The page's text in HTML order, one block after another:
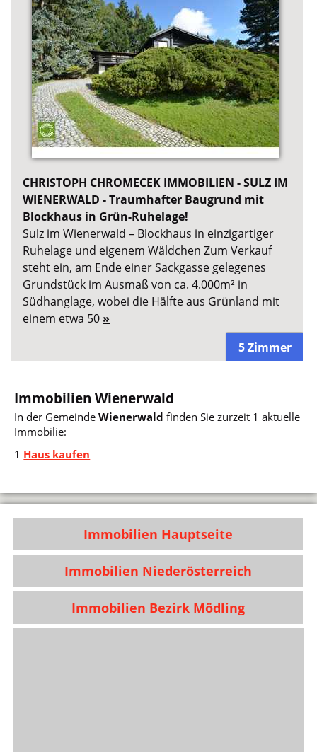
CHRISTOPH CHROMECEK IMMOBILIEN - SULZ IM
WIENERWALD - Traumhafter Baugrund mit
Blockhaus in Grün-Ruhelage!
Sulz im Wienerwald – Blockhaus in einzigartiger
Ruhelage und eigenem Wäldchen Zum Verkauf
steht ein, am Ende einer Sackgasse gelegenes
Grundstück im Ausmaß von ca. 4.000m² in
Südhanglage, wobei die Hälfte aus Grünland mit
einem etwa 50 »
5 Zimmer
Immobilien Wienerwald
In der GemeindeWienerwald finden Sie zurzeit 1 aktuelle
Immobilie:
1 Haus kaufen
Immobilien Hauptseite
Immobilien Niederösterreich
Immobilien Bezirk Mödling